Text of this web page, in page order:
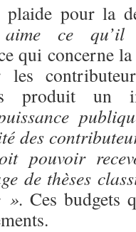
pour la
ce qu’il
qui concerne
produit un
des
pouvoir
de thèses
».Ces budgets